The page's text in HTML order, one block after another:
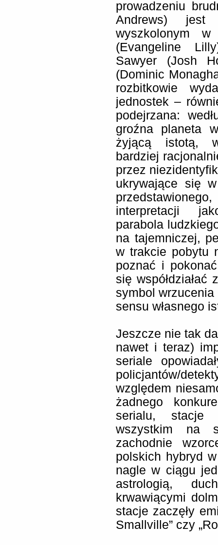
prowadzeniu
Andrews) jest
wyszkolonym
(Evangeline
Sawyer (Josh
(Dominic
rozbitkowie
jednostek –
podejrzana:
groźna planeta
żyjącą istotą,
bardziej
przez
ukrywające się
interpretacji
parabola
na tajemniczej,
w trakcie pobytu
poznać i
się
symbol wrzucenia
sensu własnego
Jeszcze nie tak
nawet i teraz)
seriale
policjantów/
względem
żadnego
serialu, stacje
wszystkim na
zachodnie
polskich hybryd
nagle w ciągu
astrologią,
krwawiącymi
stacje zaczęły
Smallville” czy